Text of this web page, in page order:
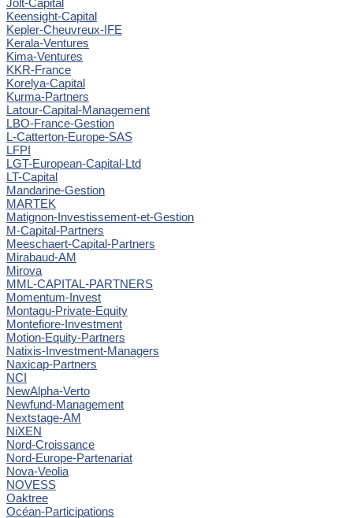
Keensight-Capital
Kepler-Cheuvreux-IFE
Kerala-Ventures
Kima-Ventures
KKR-France
Korelya-Capital
Kurma-Partners
Latour-Capital-Management
LBO-France-Gestion
L-Catterton-Europe-SAS
LFPI
LGT-European-Capital-Ltd
LT-Capital
Mandarine-Gestion
MARTEK
Matignon-Investissement-et-Gestion
M-Capital-Partners
Meeschaert-Capital-Partners
Mirabaud-AM
Mirova
MML-CAPITAL-PARTNERS
Momentum-Invest
Montagu-Private-Equity
Montefiore-Investment
Motion-Equity-Partners
Natixis-Investment-Managers
Naxicap-Partners
NCI
NewAlpha-Verto
Newfund-Management
Nextstage-AM
NiXEN
Nord-Croissance
Nord-Europe-Partenariat
Nova-Veolia
NOVESS
Oaktree
Océan-Participations